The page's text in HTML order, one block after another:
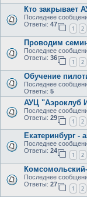
Кто закрывает
Последнее
Ответы: 47
1 2
Проводим
Последнее
Ответы: 36
1 2
Обучение
Последнее
Ответы: 5
АУЦ "Аэроклуб
Последнее
Ответы: 29
1 2
Екатеринбург -
Последнее
Ответы: 24
1 2
Последнее
Ответы: 27
1 2